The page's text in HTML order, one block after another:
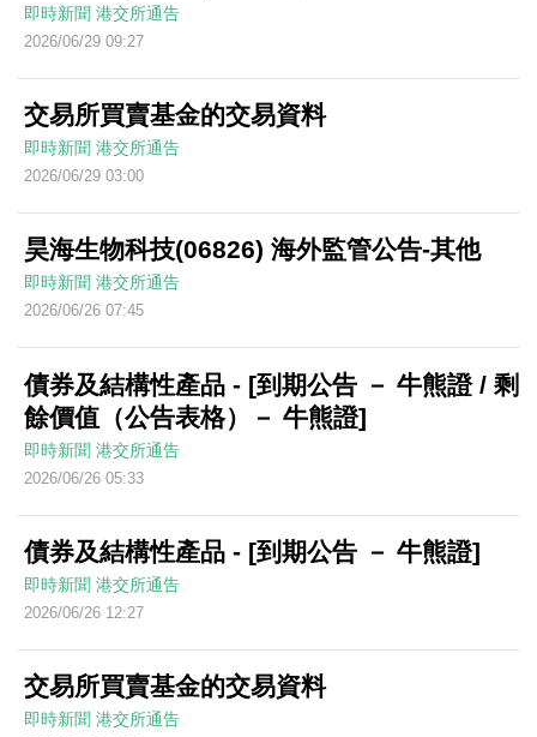
即時新聞 港交所通告
2026/06/29 09:27
交易所買賣基金的交易資料
即時新聞 港交所通告
2026/06/29 03:00
昊海生物科技(06826) 海外監管公告-其他
即時新聞 港交所通告
2026/06/26 07:45
債券及結構性產品 - [到期公告 － 牛熊證 / 剩
餘價值（公告表格）－ 牛熊證]
即時新聞 港交所通告
2026/06/26 05:33
債券及結構性產品 - [到期公告 － 牛熊證]
即時新聞 港交所通告
2026/06/26 12:27
交易所買賣基金的交易資料
即時新聞 港交所通告